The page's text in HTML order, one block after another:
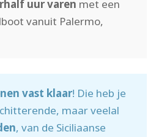
uur varen met een
vanuit Palermo,
vast klaar! Die heb je
maar veelal
, van de Siciliaanse